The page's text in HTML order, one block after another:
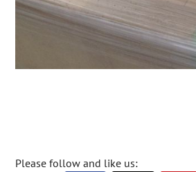
Please follow and like us: